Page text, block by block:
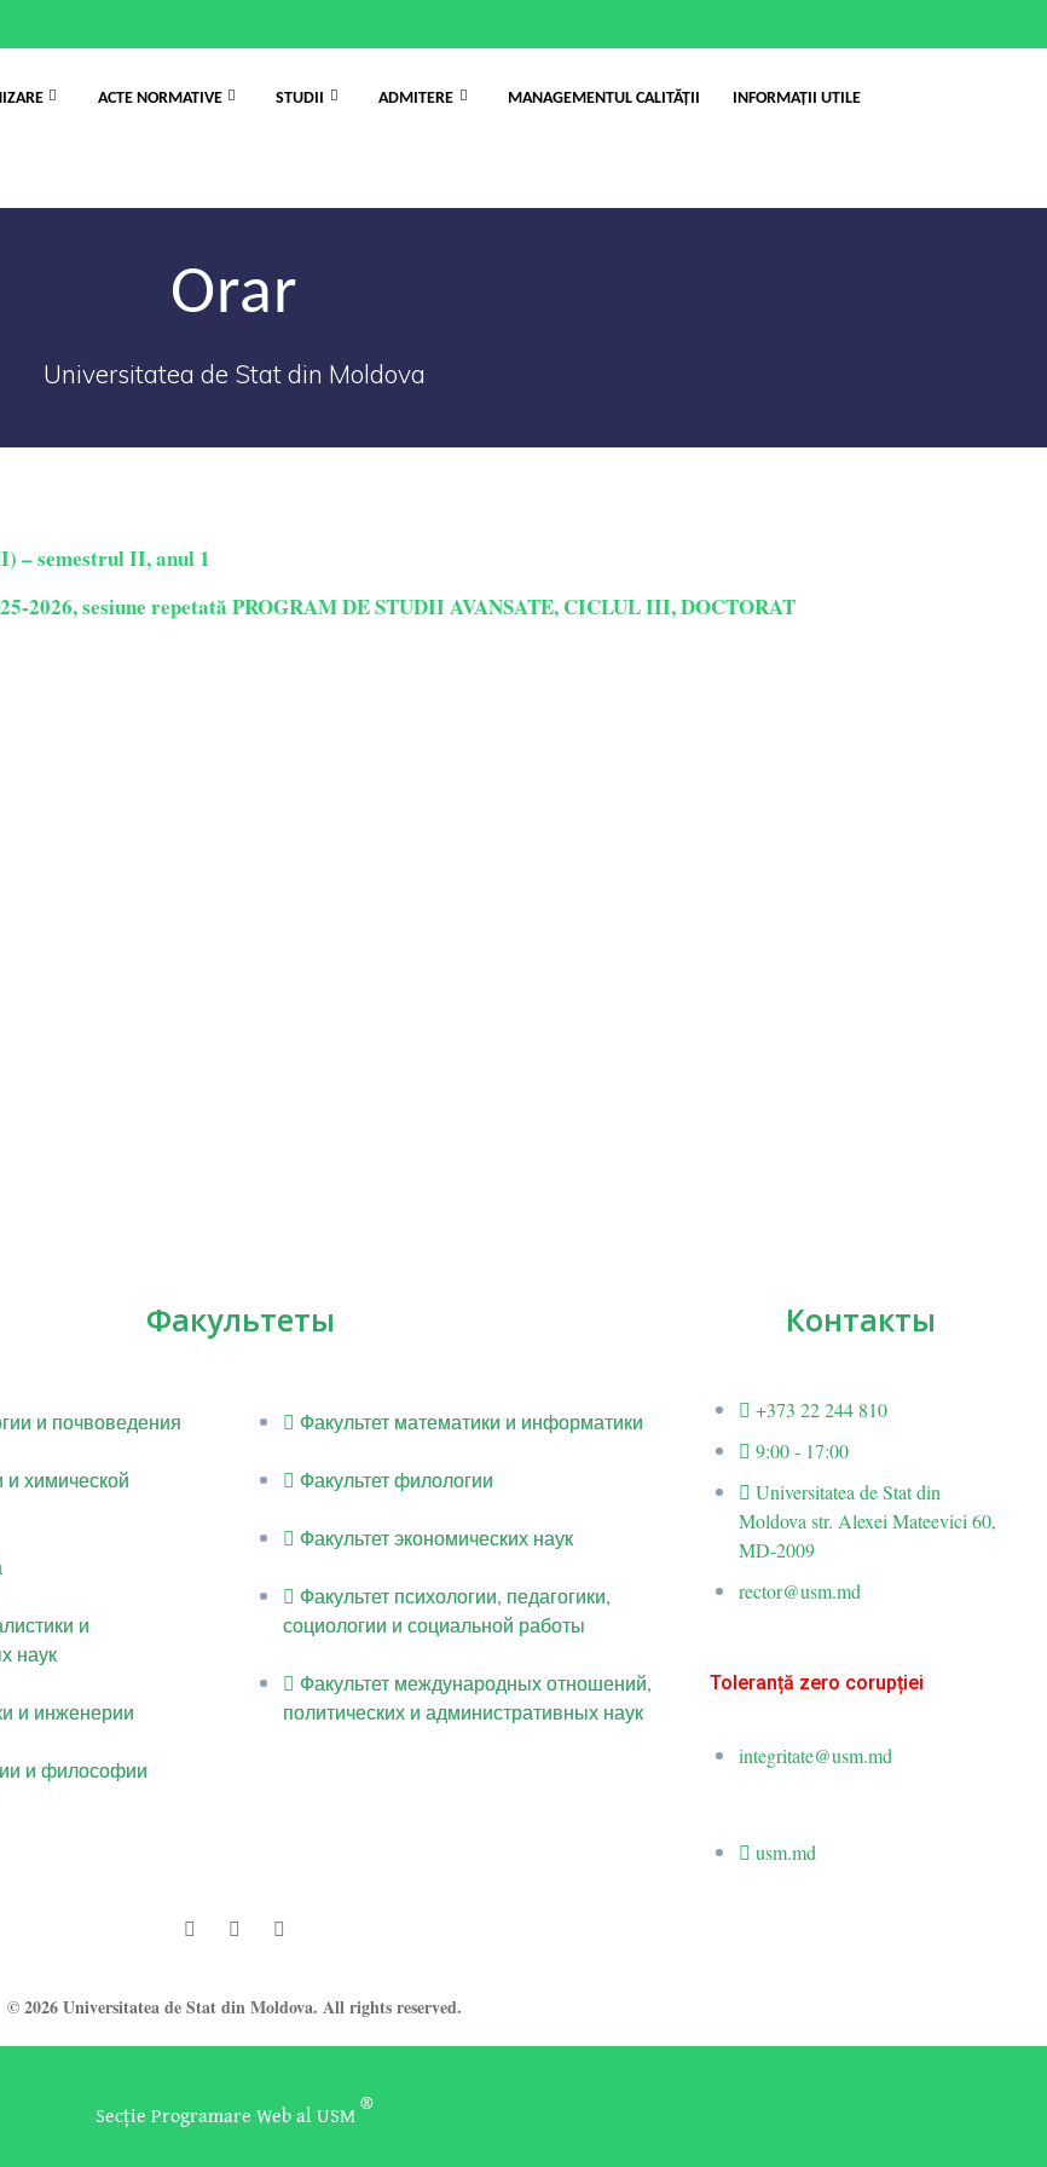
ACTE NORMATIVE STUDII ADMITERE MANAGEMENTUL CALITĂȚII INFORMAȚII UTILE
Orar
Universitatea de Stat din Moldova
– semestrul II, anul 1
2026, sesiune repetată PROGRAM DE STUDII AVANSATE, CICLUL III, DOCTORAT
Факультеты
и почвоведения
и химической
и
наук
и инженерии
и философии
Факультет математики и информатики
Факультет филологии
Факультет экономических наук
Факультет психологии, педагогики,
социологии и социальной работы
Факультет международных отношений,
политических и административных наук
Контакты
+373 22 244 810
9:00 - 17:00
Universitatea de Stat din
Moldova str. Alexei Mateevici 60,
MD-2009
rector@usm.md
Toleranță zero corupției
integritate@usm.md
usm.md
© 2026 Universitatea de Stat din Moldova. All rights reserved.
Secție Programare Web al USM®